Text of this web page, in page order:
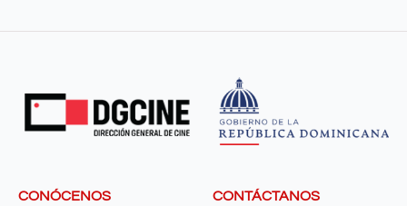
CONÓCENOS CONTÁCTANOS